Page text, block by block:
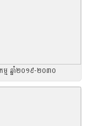
ម្ម ឆ្នាំ២០១៩-២០៣០